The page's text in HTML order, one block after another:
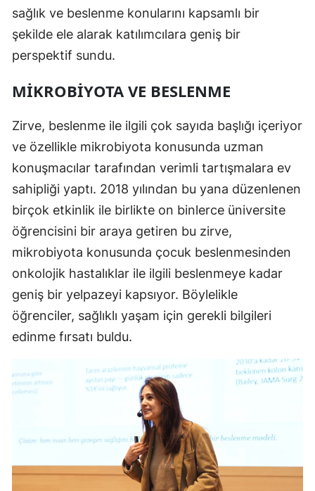
sağlık ve beslenme konularını kapsamlı bir
şekilde ele alarak katılımcılara geniş bir
perspektif sundu.
MIKROBIYOTA VE BESLENME
Zirve, beslenme ile ilgili çok sayıda başlığı içeriyor
ve özellikle mikrobiyota konusunda uzman
konuşmacılar tarafından verimli tartışmalara ev
sahipliği yaptı. 2018 yılından bu yana düzenlenen
birçok etkinlik ile birlikte on binlerce üniversite
öğrencisini bir araya getiren bu zirve,
mikrobiyota konusunda çocuk beslenmesinden
onkolojik hastalıklar ile ilgili beslenmeye kadar
geniş bir yelpazeyi kapsıyor. Böylelikle
öğrenciler, sağlıklı yaşam için gerekli bilgileri
edinme fırsatı buldu.